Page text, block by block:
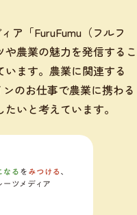
ア「FuruFumu（フルフ
農業の魅力を発信するこ
ます。農業に関連する
のお仕事で農業に携わる
いと考えています。